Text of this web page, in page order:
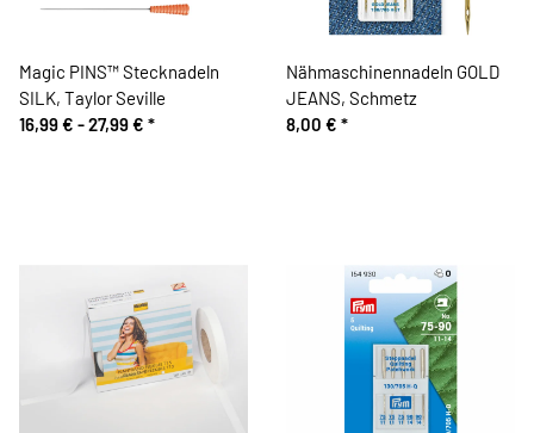
Magic PINS™ Stecknadeln
SILK, Taylor Seville
16,99 € -27,99 € *
Nähmaschinennadeln GOLD
JEANS, Schmetz
8,00 € *